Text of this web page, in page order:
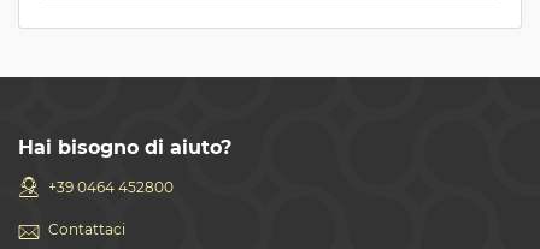
Hai bisogno di aiuto?
+39 0464 452800
Contattaci